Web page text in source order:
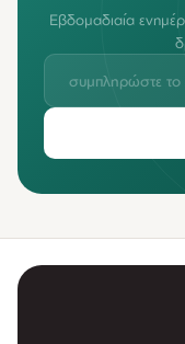
Εβδομαδιαία